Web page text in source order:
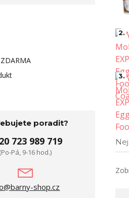
2.
3.
poradit?
723 989 719
(Po-Pá, 9-16 hod.)
shop.cz